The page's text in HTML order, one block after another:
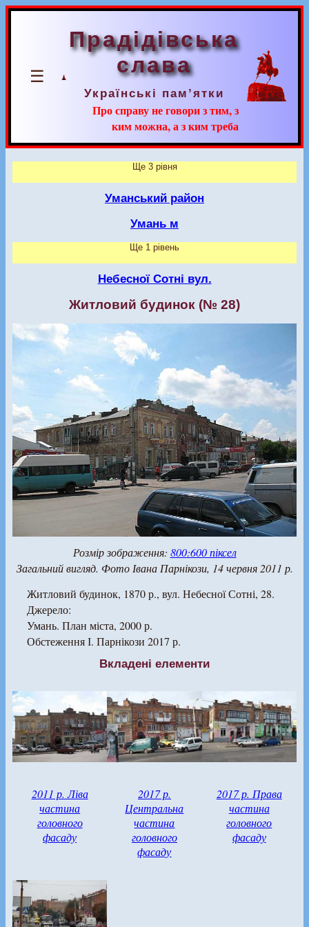
☰
Прадідівська
слава
Українські пам’ятки
Про справу не говори з тим, з
ким можна, а з ким треба
Ще 3 рівня
Уманський район
Умань м
Ще 1 рівень
Небесної Сотні вул.
Житловий будинок (№ 28)
Розмір зображення: 800:600 піксел
Загальний вигляд. Фото Івана Парнікози, 14 червня 2011 р.
Житловий будинок, 1870 р., вул. Небесної Сотні, 28.
Джерело:
Умань. План міста, 2000 р.
Обстеження І. Парнікози 2017 р.
Вкладені елементи
2011 р. Ліва
частина
головного
фасаду
2017 р.
Центральна
частина
головного
фасаду
2017 р. Права
частина
головного
фасаду